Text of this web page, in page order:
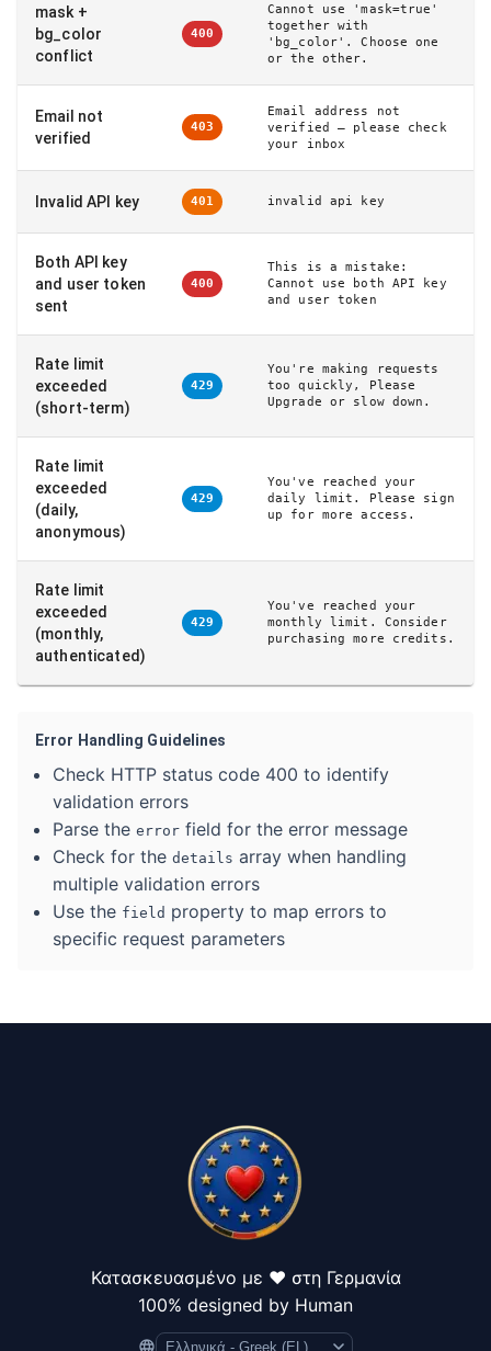
mask +
bg_color
conflict
400
Cannot use 'mask=true'
together with
'bg_color'. Choose one
or the other.
Email not
verified
403
Email address not
verified – please check
your inbox
Invalid API key 401 invalid api key
Both API key
and user token
sent
400
This is a mistake:
Cannot use both API key
and user token
Rate limit
exceeded
(short-term)
429
You're making requests
too quickly, Please
Upgrade or slow down.
Rate limit
exceeded
(daily,
anonymous)
429
You've reached your
daily limit. Please sign
up for more access.
Rate limit
exceeded
(monthly,
authenticated)
429
You've reached your
monthly limit. Consider
purchasing more credits.
Error Handling Guidelines
Check HTTP status code 400 to identify
validation errors
Parse the error field for the error message
Check for the details array when handling
multiple validation errors
Use the field property to map errors to
specific request parameters
Κατασκευασμένο με ❤️ στη Γερμανία
100% designed by Human